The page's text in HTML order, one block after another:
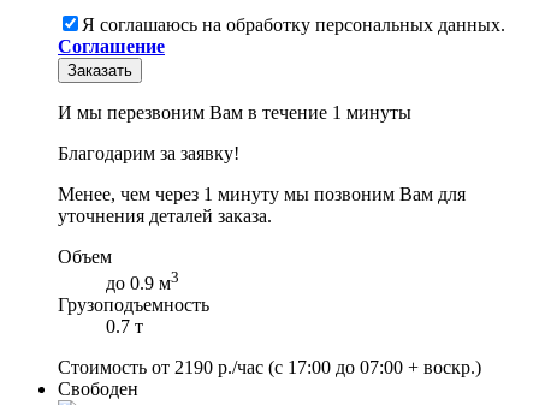
Я соглашаюсь на обработку персональных данных.
Соглашение
Заказать
И мы перезвоним Вам в течение 1 минуты
Благодарим за заявку!
Менее, чем через 1 минуту мы позвоним Вам для
уточнения деталей заказа.
Объем
до 0.9 м3
Грузоподъемность
0.7 т
Стоимость от 2190 р./час (с 17:00 до 07:00 + воскр.)
Свободен